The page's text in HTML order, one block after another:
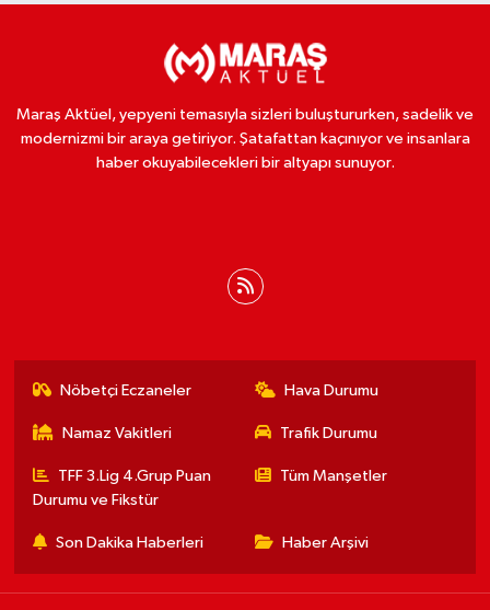
Maraş Aktüel, yepyeni temasıyla sizleri buluştururken, sadelik ve
modernizmi bir araya getiriyor. Şatafattan kaçınıyor ve insanlara
haber okuyabilecekleri bir altyapı sunuyor.
Nöbetçi Eczaneler Hava Durumu
Namaz Vakitleri Trafik Durumu
TFF 3.Lig 4.Grup Puan
Durumu ve Fikstür
Tüm Manşetler
Son Dakika Haberleri Haber Arşivi